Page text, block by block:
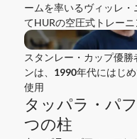
ームを率いるヴィッレ
てHURの空圧式トレーニ
スタンレー・カップ優
ンは、1990年代にはじ
使用
タッパラ・パ
つの柱